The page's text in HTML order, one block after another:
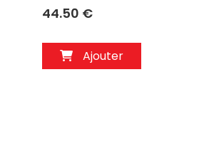
44.50 €
Ajouter